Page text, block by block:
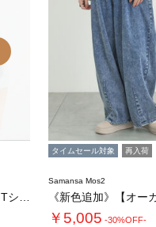
タイムセール対象 再入荷
Samansa Mos2
￥5,005 -30%OFF-